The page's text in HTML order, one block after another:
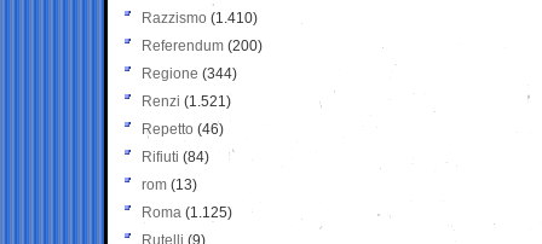
Razzismo (1.410)
Referendum (200)
Regione (344)
Renzi (1.521)
Repetto (46)
Rifiuti (84)
rom (13)
Roma (1.125)
Rutelli (9)